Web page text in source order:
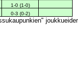
1-0 (1-0)
0-3 (0-2)